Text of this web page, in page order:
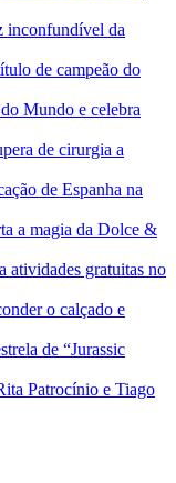
inconfundível da
de campeão do
Mundo e celebra
de cirurgia a
de Espanha na
a magia da Dolce &
atividades gratuitas no
o calçado e
de “Jurassic
Patrocínio e Tiago